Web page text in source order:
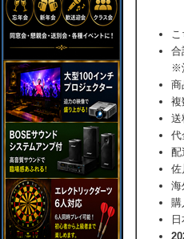
合
※
商
複
送
代
配
佐
海
購